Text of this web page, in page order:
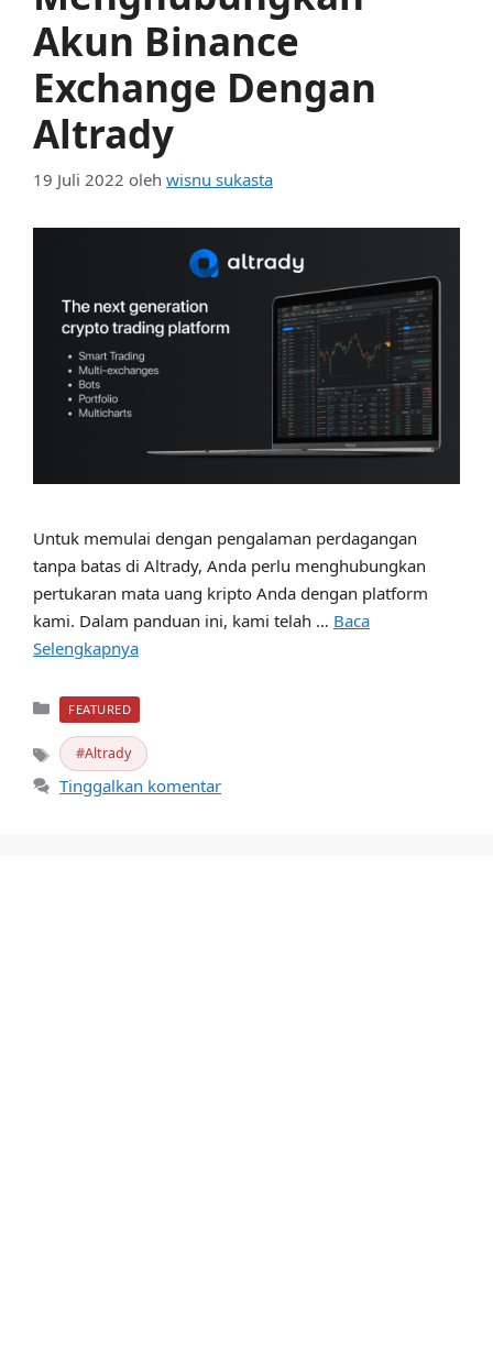
Akun Binance
Exchange Dengan
Altrady
19 Juli 2022 oleh wisnu sukasta
Untuk memulai dengan pengalaman perdagangan
tanpa batas di Altrady, Anda perlu menghubungkan
pertukaran mata uang kripto Anda dengan platform
kami. Dalam panduan ini, kami telah … Baca
Selengkapnya
Kategori
FEATURED
Tag Altrady
Tinggalkan komentar